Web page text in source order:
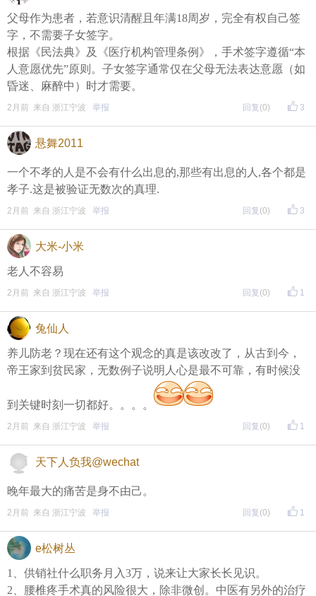
愿天下所有老人，老有所依、病痛有治，余生皆能被
温柔以待。
父母作为患者，若意识清醒且年满18周岁，完全有权自己签
字，不需要子女签字。
根据《民法典》及《医疗机构管理条例》，手术签字遵循“本
人意愿优先”原则。子女签字通常仅在父母无法表达意愿（如
昏迷、麻醉中）时才需要。
3
2月前 来自 浙江宁波 举报 回复 (0)
悬舞2011
一个不孝的人是不会有什么出息的,那些有出息的人,各个都是
孝子.这是被验证无数次的真理.
3
2月前 来自 浙江宁波 举报 回复 (0)
大米-小米
老人不容易
1
2月前 来自 浙江宁波 举报 回复 (0)
兔仙人
养儿防老？现在还有这个观念的真是该改改了，从古到今，
帝王家到贫民家，无数例子说明人心是最不可靠，有时候没
到关键时刻一切都好。。。。
1
2月前 来自 浙江宁波 举报 回复 (0)
天下人负我@wechat
晚年最大的痛苦是身不由己。
1
2月前 来自 浙江宁波 举报 回复 (0)
e松树丛
1、供销社什么职务月入3万，说来让大家长长见识。
2、腰椎疼手术真的风险很大，除非微创。中医有另外的治疗